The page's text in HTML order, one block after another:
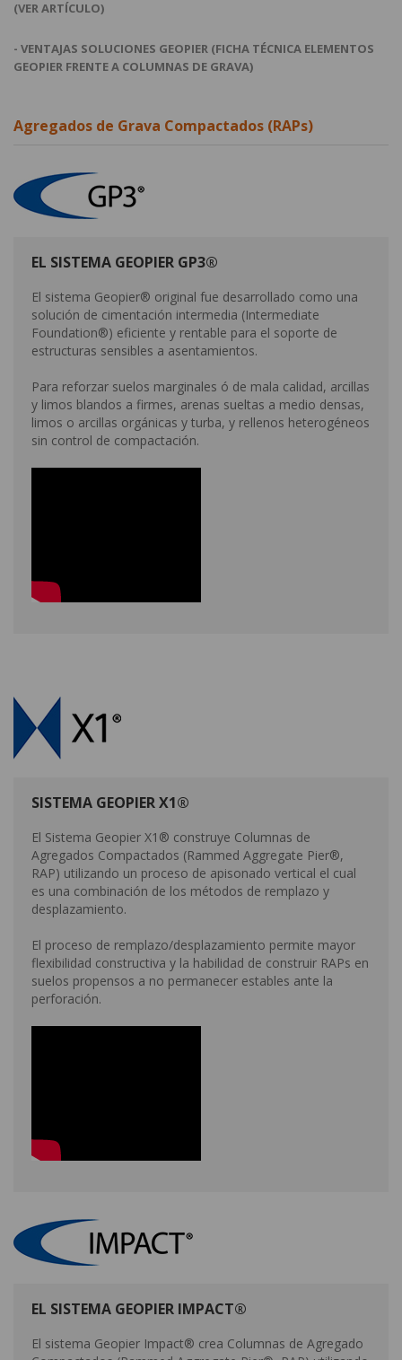
(VER ARTÍCULO)
- VENTAJAS SOLUCIONES GEOPIER (FICHA TÉCNICA ELEMENTOS
GEOPIER FRENTE A COLUMNAS DE GRAVA)
Agregados de Grava Compactados (RAPs)
EL SISTEMA GEOPIER GP3®
El sistema Geopier® original fue desarrollado como una
solución de cimentación intermedia (Intermediate
Foundation®) eficiente y rentable para el soporte de
estructuras sensibles a asentamientos.
Para reforzar suelos marginales ó de mala calidad, arcillas
y limos blandos a firmes, arenas sueltas a medio densas,
limos o arcillas orgánicas y turba, y rellenos heterogéneos
sin control de compactación.
SISTEMA GEOPIER X1®
El Sistema Geopier X1® construye Columnas de
Agregados Compactados (Rammed Aggregate Pier®,
RAP) utilizando un proceso de apisonado vertical el cual
es una combinación de los métodos de remplazo y
desplazamiento.
El proceso de remplazo/desplazamiento permite mayor
flexibilidad constructiva y la habilidad de construir RAPs en
suelos propensos a no permanecer estables ante la
perforación.
EL SISTEMA GEOPIER IMPACT®
El sistema Geopier Impact® crea Columnas de Agregado